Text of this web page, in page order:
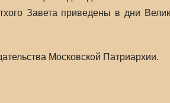
Завета приведены в дни
Московской Патриархии.